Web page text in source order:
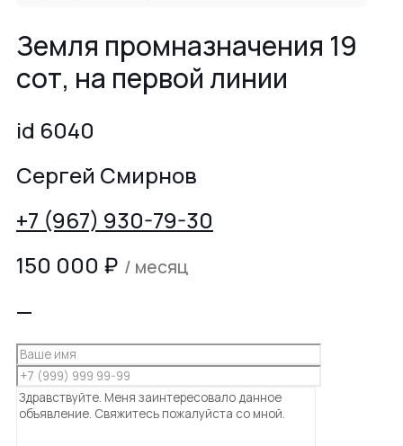
Земля промназначения 19
сот, на первой линии
id 6040
Сергей Смирнов
+7 (967) 930-79-30
150 000 ₽ / месяц
—